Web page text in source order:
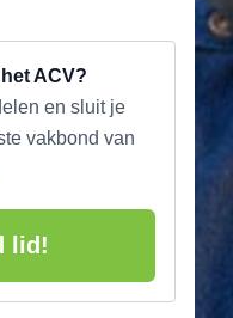
ACV?
en sluit je
vakbond van
lid!